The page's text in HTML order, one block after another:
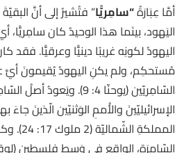
أمَّا عِبَارَةُ“سامِريًّا” فتُشيرُ إلى أنَّ
اليَهود، بينَما هذا الوحيدُ كان
اليهودُ لكونِه غريبًا دينيًّا وعرقيًّا. فقد
مُستحكِم، ولم يكنِ اليهودُ يُقيمونَ أيَّ
السّامِريّين (يوحنّا 4: 9).
الإسرائيليّينَ والأُممِ الوَثنيّين الّذينَ
المملكةِ